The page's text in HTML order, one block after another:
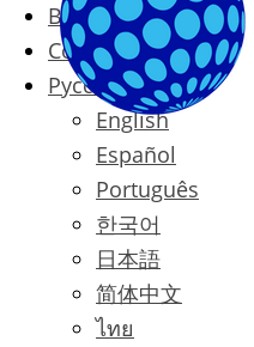
Blog
Contact
Русский
English
Español
Português
한국어
日本語
简体中文
ไทย